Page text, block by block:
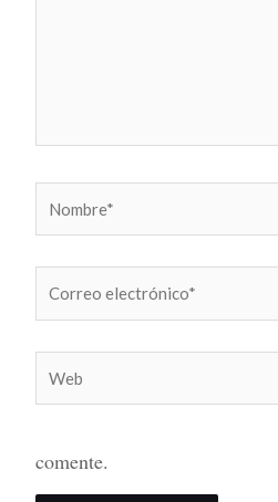
electrónico*
comente.